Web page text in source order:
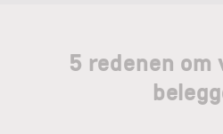
5 redenen om